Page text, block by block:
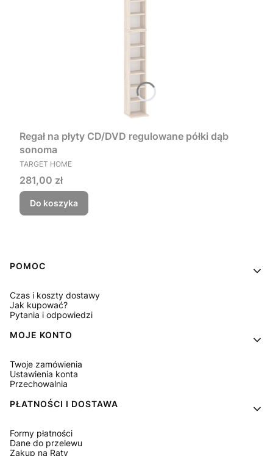
Regał na płyty CD/DVD regulowane półki dąb
sonoma
PRODUCENT
TARGET HOME
Cena
281,00 zł
Do koszyka
Linki w stopce
POMOC
Czas i koszty dostawy
Jak kupować?
Pytania i odpowiedzi
MOJE KONTO
Twoje zamówienia
Ustawienia konta
Przechowalnia
PŁATNOŚCI I DOSTAWA
Formy płatności
Dane do przelewu
Zakup na Raty